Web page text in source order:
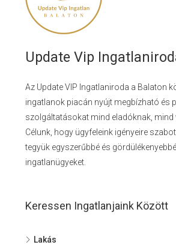
Update Vip
Az Update VIP Ingatlaniroda a Balaton
ingatlanok piacán nyújt megbízható és
szolgáltatásokat mind eladóknak, mind
Célunk, hogy ügyfeleink igényeire
tegyük egyszerűbbé és
ingatlanügyeket.
Keressen Ingatlanjaink Között
Lakás